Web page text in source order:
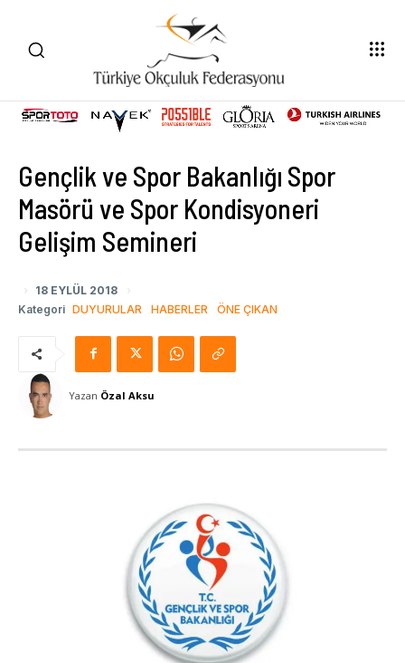
Gençlik ve Spor Bakanlığı Spor
Masörü ve Spor Kondisyoneri
Gelişim Semineri
18 EYLÜL 2018
Kategori DUYURULAR HABERLER ÖNE ÇIKAN
Yazan Özal Aksu